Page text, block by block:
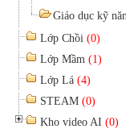
Giáo dục kỹ
Lớp Chồi (0)
Lớp Mầm (1)
Lớp Lá (4)
STEAM (0)
Kho video AI (0)